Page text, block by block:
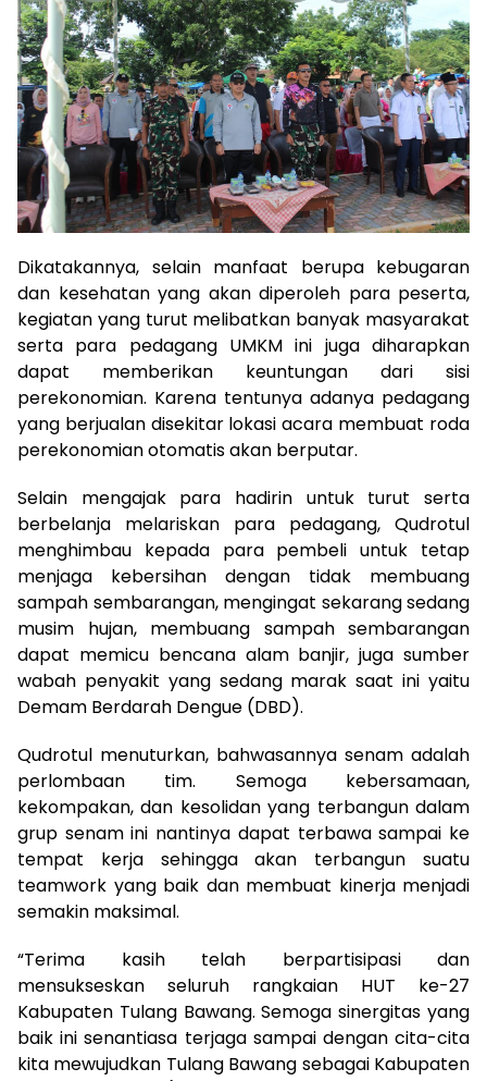
Dikatakannya, selain manfaat berupa kebugaran
dan kesehatan yang akan diperoleh para peserta,
kegiatan yang turut melibatkan banyak masyarakat
serta para pedagang UMKM ini juga diharapkan
dapat memberikan keuntungan dari sisi
perekonomian. Karena tentunya adanya pedagang
yang berjualan disekitar lokasi acara membuat roda
perekonomian otomatis akan berputar.
Selain mengajak para hadirin untuk turut serta
berbelanja melariskan para pedagang, Qudrotul
menghimbau kepada para pembeli untuk tetap
menjaga kebersihan dengan tidak membuang
sampah sembarangan, mengingat sekarang sedang
musim hujan, membuang sampah sembarangan
dapat memicu bencana alam banjir, juga sumber
wabah penyakit yang sedang marak saat ini yaitu
Demam Berdarah Dengue (DBD).
Qudrotul menuturkan, bahwasannya senam adalah
perlombaan tim. Semoga kebersamaan,
kekompakan, dan kesolidan yang terbangun dalam
grup senam ini nantinya dapat terbawa sampai ke
tempat kerja sehingga akan terbangun suatu
teamwork yang baik dan membuat kinerja menjadi
semakin maksimal.
“Terima kasih telah berpartisipasi dan
mensukseskan seluruh rangkaian HUT ke-27
Kabupaten Tulang Bawang. Semoga sinergitas yang
baik ini senantiasa terjaga sampai dengan cita-cita
kita mewujudkan Tulang Bawang sebagai Kabupaten